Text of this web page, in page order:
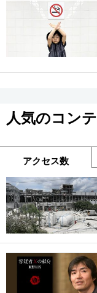
人気のコン
アクセス数